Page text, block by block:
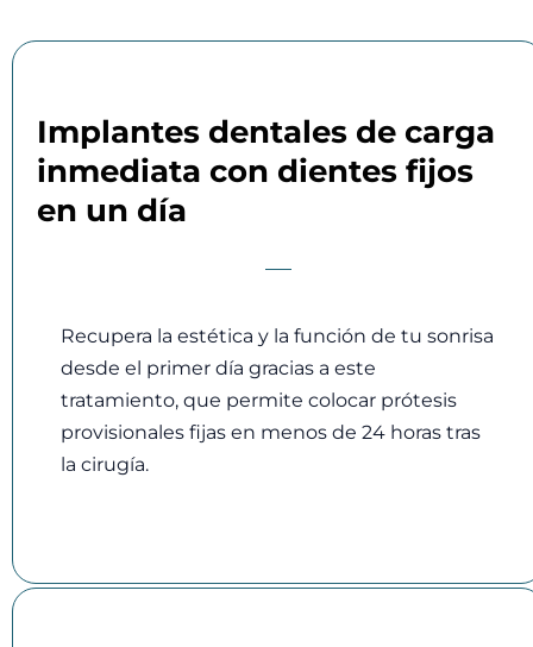
Implantes dentales de carga
inmediata con dientes fijos
en un día
Recupera la estética y la función de tu sonrisa
desde el primer día gracias a este
tratamiento, que permite colocar prótesis
provisionales fijas en menos de 24 horas tras
la cirugía.